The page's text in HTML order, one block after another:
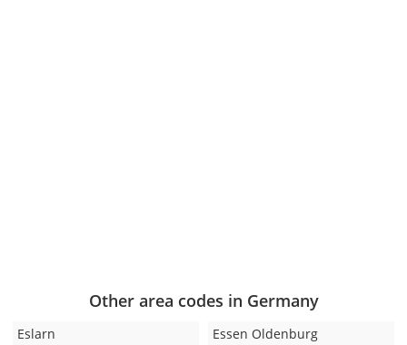
Other area codes in Germany
Eslarn Essen Oldenburg